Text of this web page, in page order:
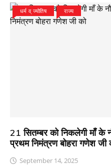
धर्म व् ज्योतिष राज्य
21 सितम्बर को निकलेगी माँ के
प्रथम निमंत्रण बोहरा गणेश जी
September 14, 2025